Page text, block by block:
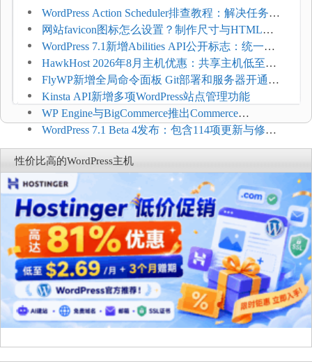
WordPress Action Scheduler排查教程：解决任务积
压和订单延迟
网站favicon图标怎么设置？制作尺寸与HTML添
加方法
WordPress 7.1新增Abilities API公开标志：统一支
持REST API、MCP与AI代理
HawkHost 2026年8月主机优惠：共享主机低至
$2.61/月，高性能主机同步折扣
FlyWP新增全局命令面板 Git部署和服务器开通更
方便
Kinsta API新增多项WordPress站点管理功能
WP Engine与BigCommerce推出Commerce
Connect：WordPress商店可保留前台体验并扩展电
商能力
WordPress 7.1 Beta 4发布：包含114项更新与修
复，仅建议在测试环境体验
性价比高的WordPress主机